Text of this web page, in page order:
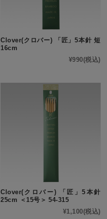
Clover(クロバー) 「匠」5本針 短
16cm
¥990(税込)
Clover(クロバー) 「匠」5本針
25cm ＜15号＞ 54-315
¥1,100(税込)